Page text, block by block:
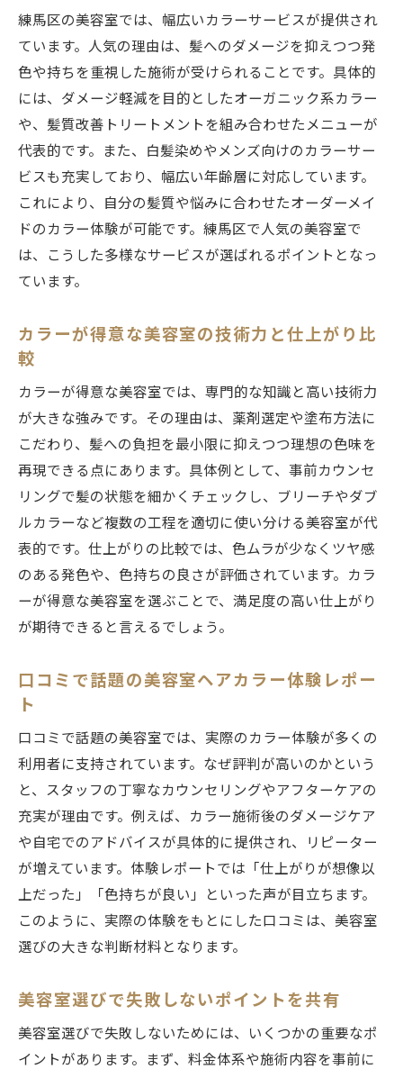
練馬区の美容室では、幅広いカラーサービスが提供され
ています。人気の理由は、髪へのダメージを抑えつつ発
色や持ちを重視した施術が受けられることです。具体的
には、ダメージ軽減を目的としたオーガニック系カラー
や、髪質改善トリートメントを組み合わせたメニューが
代表的です。また、白髪染めやメンズ向けのカラーサー
ビスも充実しており、幅広い年齢層に対応しています。
これにより、自分の髪質や悩みに合わせたオーダーメイ
ドのカラー体験が可能です。練馬区で人気の美容室で
は、こうした多様なサービスが選ばれるポイントとなっ
ています。
カラーが得意な美容室の技術力と仕上がり比
較
カラーが得意な美容室では、専門的な知識と高い技術力
が大きな強みです。その理由は、薬剤選定や塗布方法に
こだわり、髪への負担を最小限に抑えつつ理想の色味を
再現できる点にあります。具体例として、事前カウンセ
リングで髪の状態を細かくチェックし、ブリーチやダブ
ルカラーなど複数の工程を適切に使い分ける美容室が代
表的です。仕上がりの比較では、色ムラが少なくツヤ感
のある発色や、色持ちの良さが評価されています。カラ
ーが得意な美容室を選ぶことで、満足度の高い仕上がり
が期待できると言えるでしょう。
口コミで話題の美容室ヘアカラー体験レポー
ト
口コミで話題の美容室では、実際のカラー体験が多くの
利用者に支持されています。なぜ評判が高いのかという
と、スタッフの丁寧なカウンセリングやアフターケアの
充実が理由です。例えば、カラー施術後のダメージケア
や自宅でのアドバイスが具体的に提供され、リピーター
が増えています。体験レポートでは「仕上がりが想像以
上だった」「色持ちが良い」といった声が目立ちます。
このように、実際の体験をもとにした口コミは、美容室
選びの大きな判断材料となります。
美容室選びで失敗しないポイントを共有
美容室選びで失敗しないためには、いくつかの重要なポ
イントがあります。まず、料金体系や施術内容を事前に